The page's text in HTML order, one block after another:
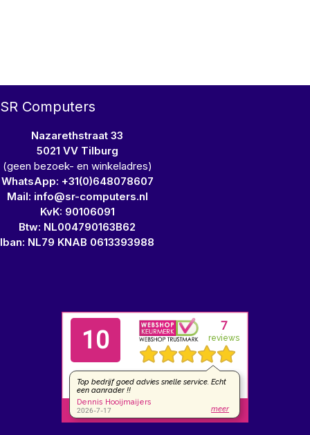
SR Computers
Nazarethstraat 33
5021 VV Tilburg
(geen bezoek- en winkeladres)
WhatsApp: +31(0)648078607
Mail: info@sr-computers.nl
KvK: 90106091
Btw: NL004790163B62
Iban: NL79 KNAB 0613393988